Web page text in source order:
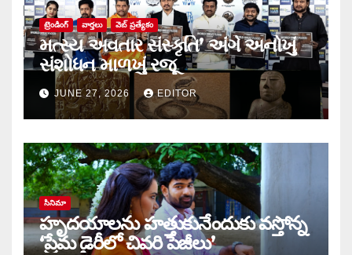
ట్రెండింగ్ వార్త‌లు వెబ్ ప్రత్యేకం
મત્સ્ય અવતાર સંસ્કૃતિ’ અંગે અનોખું
સંશોધન માળખું રજૂ
JUNE 27, 2026 EDITOR
సినిమా
హృదయాలను హత్తుకునేందుకు వస్తోన్న
‘ప్రేమ డైరీలో చివరి పేజీలు’